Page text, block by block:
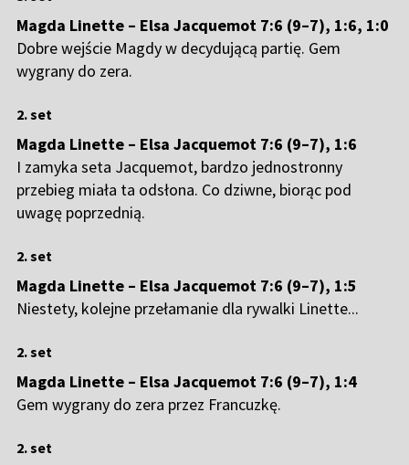
Magda Linette – Elsa Jacquemot 7:6 (9–7), 1:6, 1:0
Dobre wejście Magdy w decydującą partię. Gem
wygrany do zera.
2. set
Magda Linette – Elsa Jacquemot 7:6 (9–7), 1:6
I zamyka seta Jacquemot, bardzo jednostronny
przebieg miała ta odsłona. Co dziwne, biorąc pod
uwagę poprzednią.
2. set
Magda Linette – Elsa Jacquemot 7:6 (9–7), 1:5
Niestety, kolejne przełamanie dla rywalki Linette...
2. set
Magda Linette – Elsa Jacquemot 7:6 (9–7), 1:4
Gem wygrany do zera przez Francuzkę.
2. set